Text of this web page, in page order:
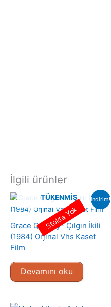
İlgili ürünler
indirim!
TÜKENMIŞ
Grace Quigley- Çılgın İkili
(1984) Orjinal Vhs Kaset
Film
Devamını oku
Stokta Yok